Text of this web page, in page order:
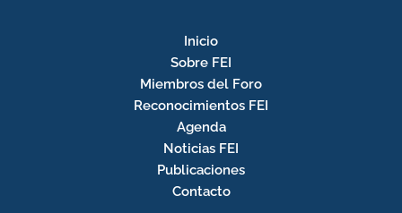
Inicio
Sobre FEI
Miembros del Foro
Reconocimientos FEI
Agenda
Noticias FEI
Publicaciones
Contacto